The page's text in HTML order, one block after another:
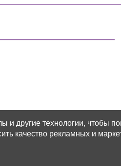
и другие технологии, чтобы
качество рекламных и